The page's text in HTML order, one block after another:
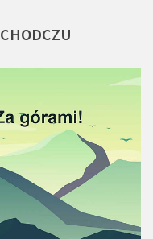
CHODCZU